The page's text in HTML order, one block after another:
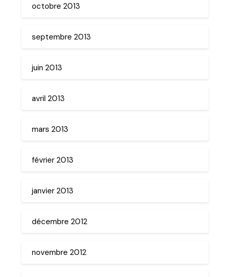
octobre 2013
septembre 2013
juin 2013
avril 2013
mars 2013
février 2013
janvier 2013
décembre 2012
novembre 2012